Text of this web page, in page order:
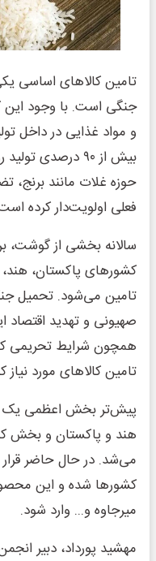
تامین کالاهای اساسی
و مواد غذایی در داخل
بیش از ۹۰ درصدی
حوزه غلات مانند برنج،
فعلی اولویت‌دار کرده
سالانه بخشی از گوشت،
کشورهای پاکستان،
تامین می‌شود. تحمیل
صهیونی و تهدید اقتصاد
همچون شرایط تحریمی
تامین کالاهای مورد نیاز
هند و پاکستان و بخش
می‌شد. در حال حاضر
کشورها شده و این
میرجاوه و... وارد شود.
مهشید پورداد، دبیر